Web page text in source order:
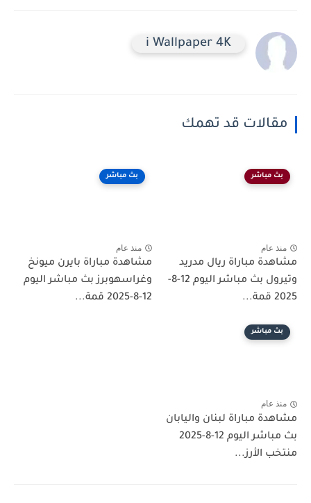
i Wallpaper 4K
مقالات قد تهمك
بث مباشر
منذ عام
مشاهدة مباراة ريال مدريد
وتيرول بث مباشر اليوم 12-8-
2025 قمة...
بث مباشر
منذ عام
مشاهدة مباراة بايرن ميونخ
وغراسهوبرز بث مباشر اليوم
12-8-2025 قمة...
بث مباشر
منذ عام
مشاهدة مباراة لبنان واليابان
بث مباشر اليوم 12-8-2025
منتخب الأرز...